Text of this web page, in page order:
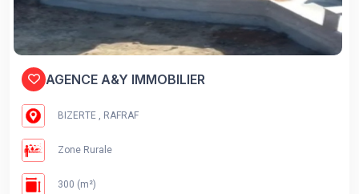
AGENCE A&Y IMMOBILIER
BIZERTE , RAFRAF
Zone Rurale
300 (m²)